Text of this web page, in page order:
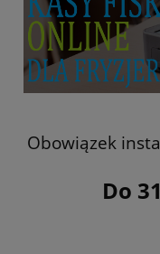
Obowiązek
Do